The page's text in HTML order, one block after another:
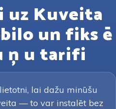
uz Kuveita
un fiks ē
ņ u tarifi
lai dažu minūšu
— to var instalēt bez